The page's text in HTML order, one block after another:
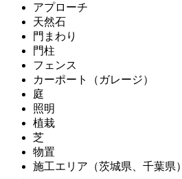
アプローチ
天然石
門まわり
門柱
フェンス
カーポート（ガレージ）
庭
照明
植栽
芝
物置
施工エリア（茨城県、千葉県）